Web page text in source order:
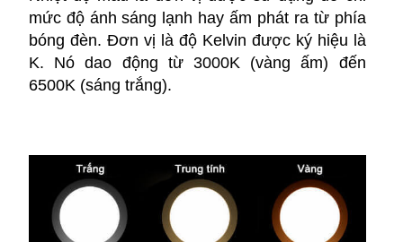
mức độ ánh sáng lạnh hay ấm phát ra từ phía
bóng đèn. Đơn vị là độ Kelvin được ký hiệu là
K. Nó dao động từ 3000K (vàng ấm) đến
6500K (sáng trắng).